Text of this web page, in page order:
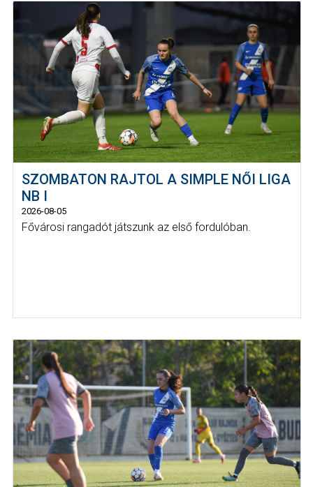
SZOMBATON RAJTOL A SIMPLE NŐI LIGA
NB I
2026-08-05
Fővárosi rangadót játszunk az első fordulóban.